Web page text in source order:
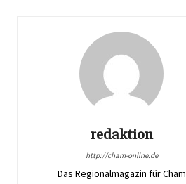
redaktion
http://cham-online.de
Das Regionalmagazin für Cham